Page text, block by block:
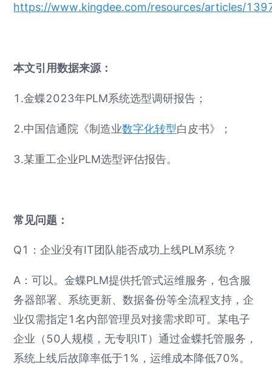
https://www.kingdee.com/resources/articles/
本文引用数据来源：
1.金蝶2023年PLM系统选型调研报告；
2.中国信通院《制造业数字化转型白皮书》；
3.某重工企业PLM选型评估报告。
常见问题：
Q1：企业没有IT团队能否成功上线PLM系统？
A：可以。金蝶PLM提供托管式运维服务，包含服
务器部署、系统更新、数据备份等全流程支持，企
业仅需指定1名内部管理员对接需求即可。某电子
企业（50人规模，无专职IT）通过金蝶托管服务，
系统上线后故障率低于1%，运维成本降低70%。